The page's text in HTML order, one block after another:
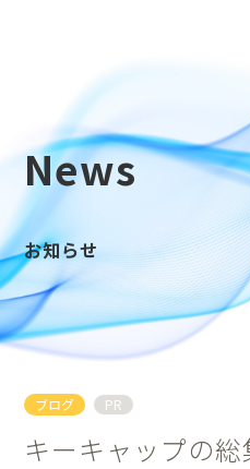
News
お知らせ
ブログ PR
キーキャップの